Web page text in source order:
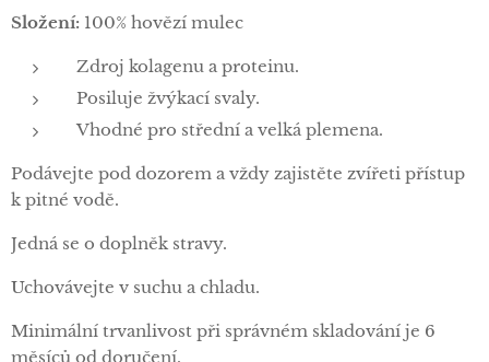
Složení: 100% hovězí mulec
Zdroj kolagenu a proteinu.
Posiluje žvýkací svaly.
Vhodné pro střední a velká plemena.
Podávejte pod dozorem a vždy zajistěte zvířeti přístup
k pitné vodě.
Jedná se o doplněk stravy.
Uchovávejte v suchu a chladu.
Minimální trvanlivost při správném skladování je 6
měsíců od doručení.